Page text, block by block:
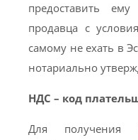
предоставить
продавца с
самому не ехать в
нотариально
НДС – код
Для получения